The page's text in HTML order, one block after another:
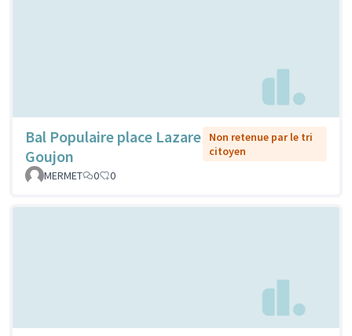
Bal Populaire place Lazare
Goujon
Non retenue par le tri
citoyen
MERMET
0 0